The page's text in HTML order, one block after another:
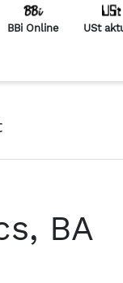
BBi Online USt
BA